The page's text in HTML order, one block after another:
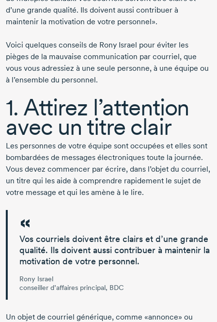
d’une grande qualité. Ils doivent aussi contribuer à
maintenir la motivation de votre personnel».
Voici quelques conseils de Rony Israel pour éviter les
pièges de la mauvaise communication par courriel, que
vous vous adressiez à une seule personne, à une équipe ou
à l’ensemble du personnel.
1. Attirez l’attention
avec un titre clair
Les personnes de votre équipe sont occupées et elles sont
bombardées de messages électroniques toute la journée.
Vous devez commencer par écrire, dans l’objet du courriel,
un titre qui les aide à comprendre rapidement le sujet de
votre message et qui les amène à le lire.
Vos courriels doivent être clairs et d’une grande
qualité. Ils doivent aussi contribuer à maintenir la
motivation de votre personnel.
Rony Israel
conseiller d’affaires principal, BDC
Un objet de courriel générique, comme «annonce» ou